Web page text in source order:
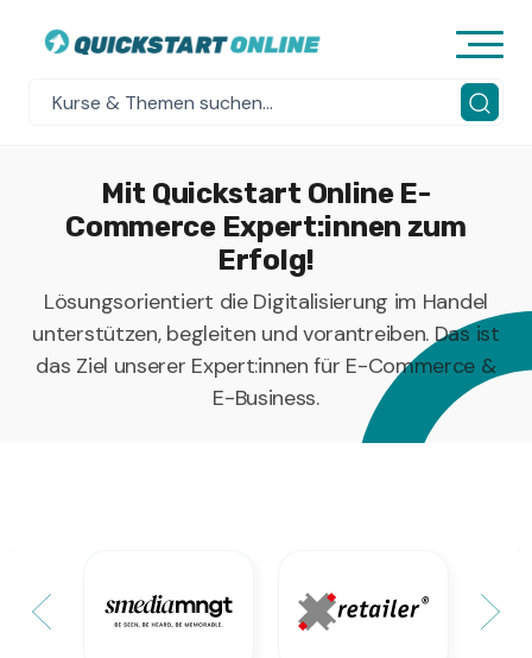
Mit Quickstart Online E-
Commerce Expert:innen zum
Erfolg!
Lösungsorientiert die Digitalisierung im Handel
unterstützen, begleiten und vorantreiben. Das ist
das Ziel unserer Expert:innen für E-Commerce &
E-Business.